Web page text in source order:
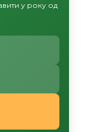
у року од